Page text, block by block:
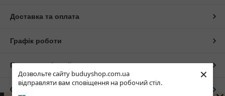
Дозвольте сайту buduyshop.com.ua
відправляти вам сповіщення на робочий стіл.
×
Доставка та оплата
Графік роботи
Повна версія сайту
Сайт створено на маркетплейсі